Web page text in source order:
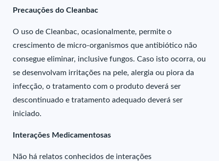
Precauções do Cleanbac
O uso de Cleanbac, ocasionalmente, permite o
crescimento de micro-organismos que antibiótico não
consegue eliminar, inclusive fungos. Caso isto ocorra, ou
se desenvolvam irritações na pele, alergia ou piora da
infecção, o tratamento com o produto deverá ser
descontinuado e tratamento adequado deverá ser
iniciado.
Interações Medicamentosas
Não há relatos conhecidos de interações